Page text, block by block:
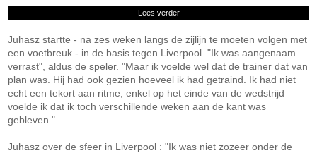
Lees verder
Juhasz startte - na zes weken langs de zijlijn te moeten volgen met
een voetbreuk - in de basis tegen Liverpool. "Ik was aangenaam
verrast", aldus de speler. "Maar ik voelde wel dat de trainer dat van
plan was. Hij had ook gezien hoeveel ik had getraind. Ik had niet
echt een tekort aan ritme, enkel op het einde van de wedstrijd
voelde ik dat ik toch verschillende weken aan de kant was
gebleven."
Juhasz over de sfeer in Liverpool : "Ik was niet zozeer onder de